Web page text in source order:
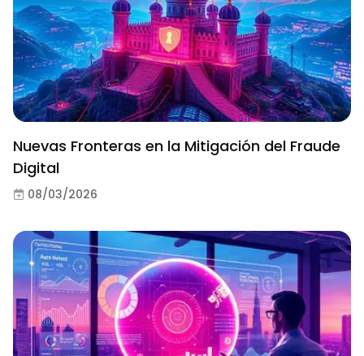
Nuevas Fronteras en la Mitigación del Fraude
Digital
08/03/2026